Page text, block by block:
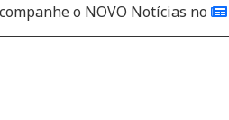
o NOVO Notícias no